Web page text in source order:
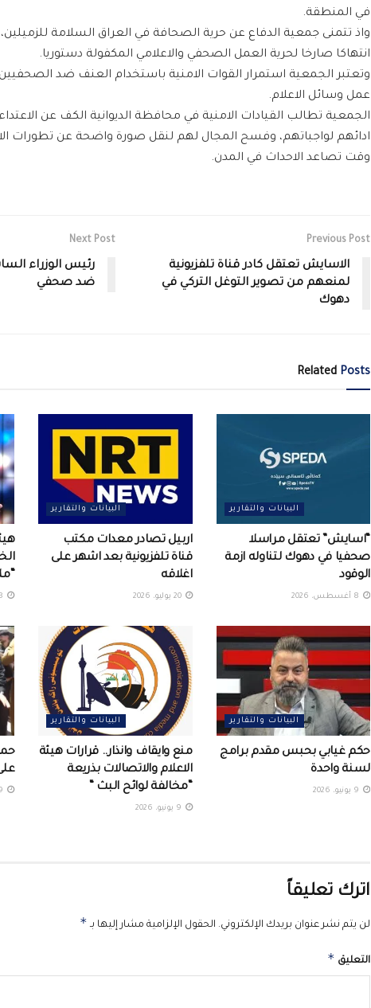
في المنطقة.
واذ تتمنى جمعية الدفاع عن حرية الصحافة في العراق السلامة
انتهاكا صارخا لحرية العمل الصحفي والاعلامي المكفولة دستوريا.
وتعتبر الجمعية استمرار القوات الامنية باستخدام العنف ضد
عمل وسائل الاعلام.
الجمعية تطالب القيادات الامنية في محافظة الديوانية الكف عن
ادائهم لواجباتهم، وفسح المجال لهم لنقل صورة واضحة عن تطورات
وقت تصاعد الاحداث في المدن.
Previous Post
الاسايش تعتقل كادر قناة تلفزيونية
لمنعهم من تصوير التوغل التركي في
دهوك
Next Post
رئيس الوزراء
ضد صحفي
Related Posts
البيانات والتقارير
“اسايش” تعتقل مراسلا
صحفيا في دهوك لتناوله ازمة
الوقود
البيانات والتقارير
اربيل تصادر معدات مكتب
قناة تلفزيونية بعد اشهر على
اغلاقه
20 يوليو، 2026
البيانات والتقارير
حكم غيابي بحبس مقدم برامج
لسنة واحدة
البيانات والتقارير
منع وايقاف وانذار.. قرارات هيئة
الاعلام والاتصالات بذريعة
“مخالفة لوائح البث “
اترك تعليقاً
لن يتم نشر عنوان بريدك الإلكتروني. الحقول الإلزامية مشار إليها بـ *
التعليق *